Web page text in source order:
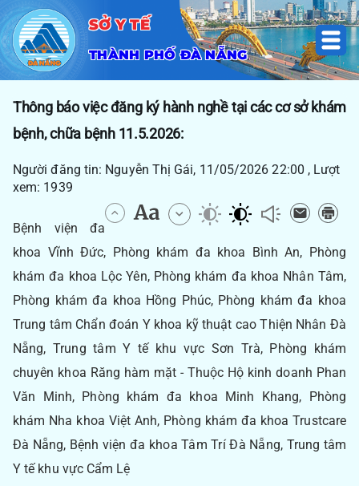
SỞ Y TẾ
THÀNH PHỐ ĐÀ NẴNG
Thông báo việc đăng ký hành nghề tại các cơ sở khám
bệnh, chữa bệnh 11.5.2026:
Người đăng tin: Nguyễn Thị Gái, 11/05/2026 22:00 , Lượt
xem: 1939
Bệnh viện đa
khoa Vĩnh Đức, Phòng khám đa khoa Bình An, Phòng
khám đa khoa Lộc Yên, Phòng khám đa khoa Nhân Tâm,
Phòng khám đa khoa Hồng Phúc, Phòng khám đa khoa
Trung tâm Chẩn đoán Y khoa kỹ thuật cao Thiện Nhân Đà
Nẵng, Trung tâm Y tế khu vực Sơn Trà, Phòng khám
chuyên khoa Răng hàm mặt - Thuộc Hộ kinh doanh Phan
Văn Minh, Phòng khám đa khoa Minh Khang, Phòng
khám Nha khoa Việt Anh, Phòng khám đa khoa Trustcare
Đà Nẵng, Bệnh viện đa khoa Tâm Trí Đà Nẵng, Trung tâm
Y tế khu vực Cẩm Lệ